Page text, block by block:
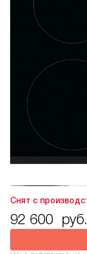
Снят с
92 600 руб.